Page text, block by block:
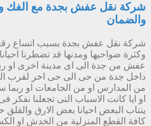
شركة نقل عفش بجدة مع الفك
والضمان
شركة نقل عفش بجدة بسبب اتساع رقعة
وكثرة ضواحيها ومدنها قد تضطرنا
عفش من جدة الى اى مدينة اخرى او
داخل جدة من حى الى حى اخر لقرب
من المدارس او من الجامعات او ربما
او ايا كانت الاسباب التى تجعلنا
ينتاب البعض احيانا بعض الارق
كافة القطع المنزلية من الخدش او